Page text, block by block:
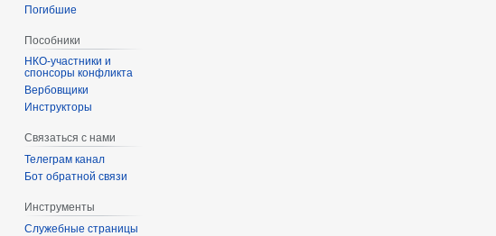
Погибшие
Пособники
спонсоры конфликта
‏‎Вербовщики
Инструкторы
Связаться с нами
Телеграм канал
Бот обратной связи
Инструменты
Служебные страницы